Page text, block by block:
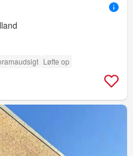
Løfte op